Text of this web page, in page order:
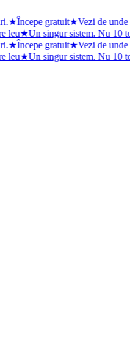
★Începe gratuit★Vezi de unde
leu★Un singur sistem. Nu 10
★Începe gratuit★Vezi de unde
leu★Un singur sistem. Nu 10